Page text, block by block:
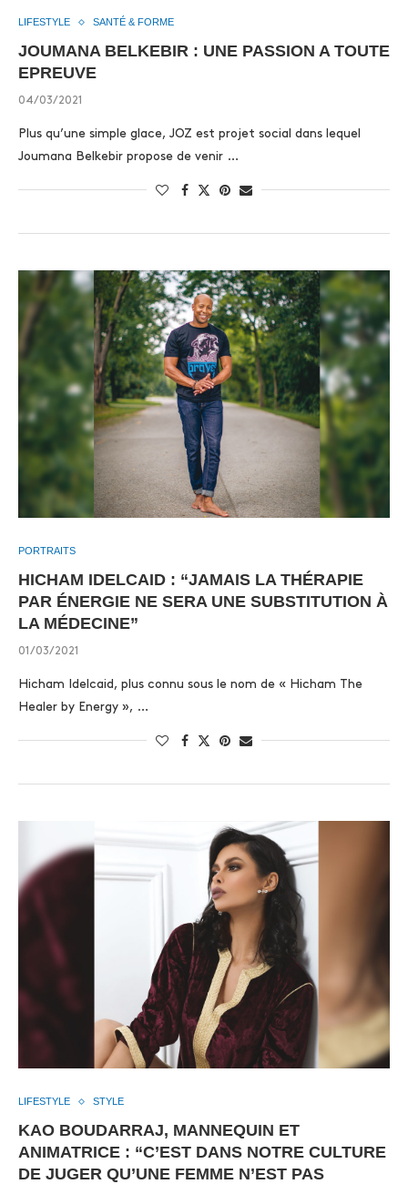
LIFESTYLE SANTÉ & FORME
JOUMANA BELKEBIR : UNE PASSION A TOUTE
EPREUVE
04/03/2021
Plus qu’une simple glace, JOZ est projet social dans lequel
Joumana Belkebir propose de venir …
PORTRAITS
HICHAM IDELCAID : “JAMAIS LA THÉRAPIE
PAR ÉNERGIE NE SERA UNE SUBSTITUTION À
LA MÉDECINE”
01/03/2021
Hicham Idelcaid, plus connu sous le nom de « Hicham The
Healer by Energy », …
LIFESTYLE STYLE
KAO BOUDARRAJ, MANNEQUIN ET
ANIMATRICE : “C’EST DANS NOTRE CULTURE
DE JUGER QU’UNE FEMME N’EST PAS